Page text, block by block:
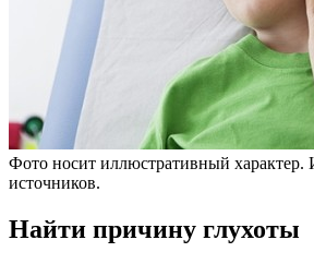
Фото носит иллюстративный характер.
источников.
Найти причину глухоты